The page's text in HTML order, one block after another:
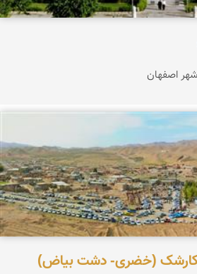
اصفهان
ع کارشک (خضری- دشت بیاض)